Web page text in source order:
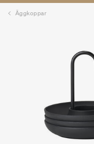
Äggkoppar